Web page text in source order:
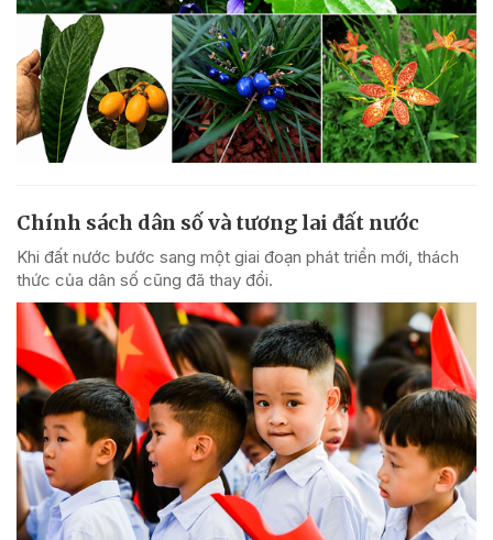
Chính sách dân số và tương lai đất nước
Khi đất nước bước sang một giai đoạn phát triển mới, thách
thức của dân số cũng đã thay đổi.